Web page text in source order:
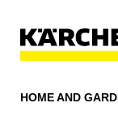
HOME AND